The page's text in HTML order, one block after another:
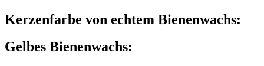
Kerzenfarbe von echtem Bienenwachs:
Gelbes Bienenwachs: